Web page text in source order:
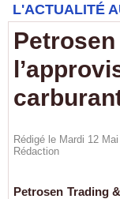
L'ACTUALITÉ
Rédigé le Mardi 12
Rédaction
Petrosen Trading